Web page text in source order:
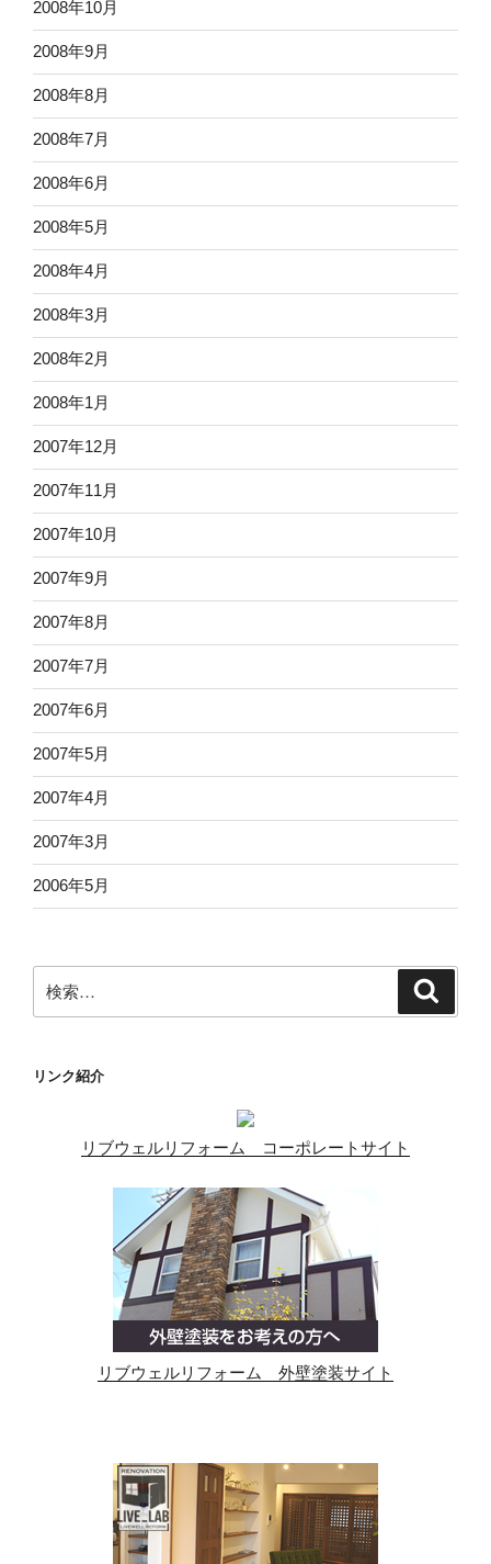
2008年10月
2008年9月
2008年8月
2008年7月
2008年6月
2008年5月
2008年4月
2008年3月
2008年2月
2008年1月
2007年12月
2007年11月
2007年10月
2007年9月
2007年8月
2007年7月
2007年6月
2007年5月
2007年4月
2007年3月
2006年5月
索:
リンク紹介
リブウェルリフォーム コーポレートサイト
リブウェルリフォーム 外壁塗装サイト